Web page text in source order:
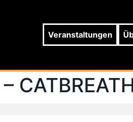
Veranstaltungen